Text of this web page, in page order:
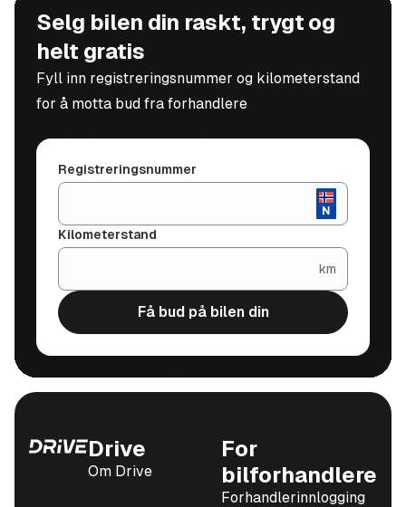
Selg bilen din raskt, trygt og
helt gratis
Fyll inn registreringsnummer og kilometerstand
for å motta bud fra forhandlere
Registreringsnummer
Kilometerstand
km
Få bud på bilen din
Drive
Om Drive
For
bilforhandlere
Forhandlerinnlogging